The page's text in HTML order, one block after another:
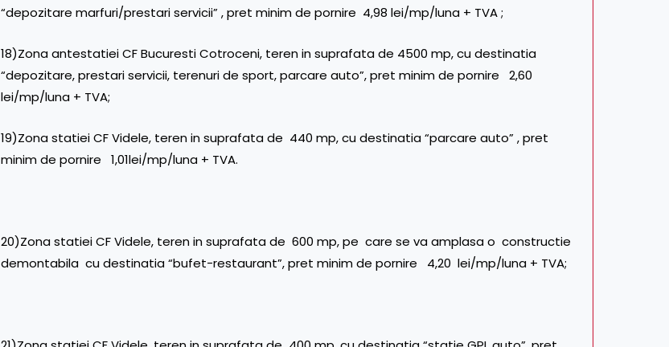
“depozitare marfuri/prestari servicii” , pret minim de pornire 4,98 lei/mp/luna + TVA ;
18)Zona antestatiei CF Bucuresti Cotroceni, teren in suprafata de 4500 mp, cu destinatia
“depozitare, prestari servicii, terenuri de sport, parcare auto”, pret minim de pornire 2,60
lei/mp/luna + TVA;
19)Zona statiei CF Videle, teren in suprafata de 440 mp, cu destinatia “parcare auto” , pret
minim de pornire 1,01lei/mp/luna + TVA.
20)Zona statiei CF Videle, teren in suprafata de 600 mp, pe care se va amplasa o constructie
demontabila cu destinatia “bufet-restaurant”, pret minim de pornire 4,20 lei/mp/luna + TVA;